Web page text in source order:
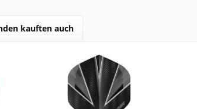
kauften auch